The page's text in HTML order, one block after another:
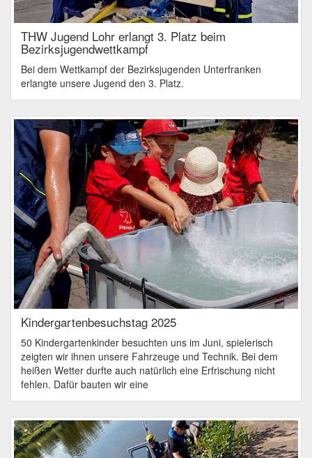
THW Jugend Lohr erlangt 3. Platz beim
Bezirksjugendwettkampf
Bei dem Wettkampf der Bezirksjugenden Unterfranken
erlangte unsere Jugend den 3. Platz.
Kindergartenbesuchstag 2025
50 Kindergartenkinder besuchten uns im Juni, spielerisch
zeigten wir ihnen unsere Fahrzeuge und Technik. Bei dem
heißen Wetter durfte auch natürlich eine Erfrischung nicht
fehlen. Dafür bauten wir eine